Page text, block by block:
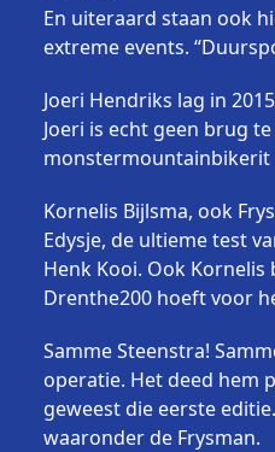
En uiteraard staan ook
extreme events.
Joeri Hendriks lag in
Joeri is echt geen brug
monstermountainbikerit
Kornelis Bijlsma, ook
Edysje, de ultieme test
Henk Kooi. Ook
Drenthe200 hoeft voor
Samme Steenstra!
operatie. Het deed hem
geweest die eerste
waaronder de Frysman.